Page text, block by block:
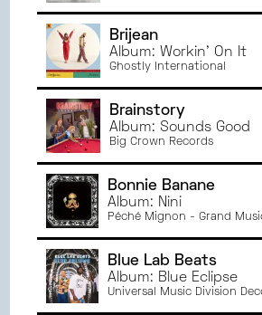
Brijean
Album: Workin' On It
Ghostly International
Brainstory
Album: Sounds Good
Big Crown Records
Bonnie Banane
Album: Nini
Péché Mignon - Grand
Blue Lab Beats
Album: Blue Eclipse
Universal Music Division